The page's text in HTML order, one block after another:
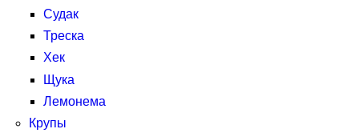
Судак
Треска
Хек
Щука
Лемонема
Крупы